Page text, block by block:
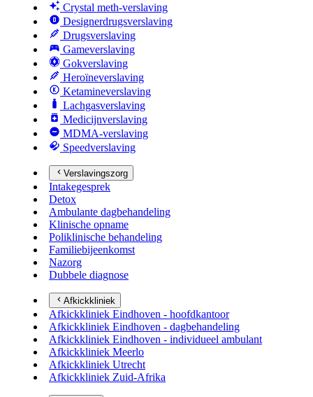
Crystal meth-verslaving
Designerdrugsverslaving
Drugsverslaving
Gameverslaving
Gokverslaving
Heroïneverslaving
Ketamineverslaving
Lachgasverslaving
Medicijnverslaving
MDMA-verslaving
Speedverslaving
Verslavingszorg
Intakegesprek
Detox
Ambulante dagbehandeling
Klinische opname
Poliklinische behandeling
Familiebijeenkomst
Nazorg
Dubbele diagnose
Afkickkliniek
Afkickkliniek Eindhoven - hoofdkantoor
Afkickkliniek Eindhoven - dagbehandeling
Afkickkliniek Eindhoven - individueel ambulant
Afkickkliniek Meerlo
Afkickkliniek Utrecht
Afkickkliniek Zuid-Afrika